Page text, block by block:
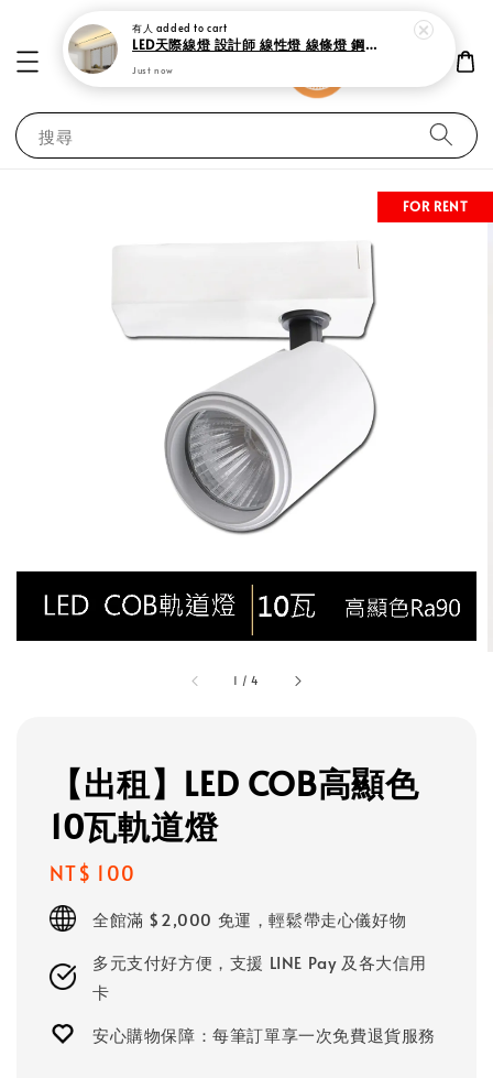
搜尋
1 /4
FOR RENT
【出租】LED COB高顯色
10瓦軌道燈
Regular
price
NT$ 100
全館滿 $2,000 免運，輕鬆帶走心儀好物
多元支付好方便，支援 LINE Pay 及各大信用
卡
安心購物保障：每筆訂單享一次免費退貨服務